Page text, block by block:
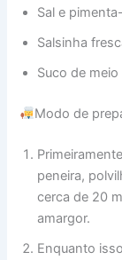
Sal e
Salsinha
Suco de meio
Modo de
peneira,
cerca de 20
amargor.
Enquanto